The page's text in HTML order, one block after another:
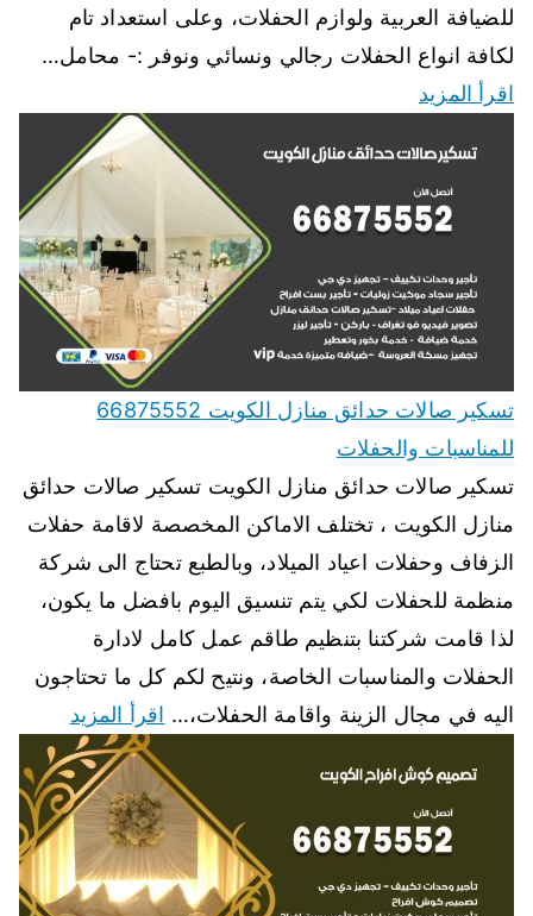
للضيافة العربية ولوازم الحفلات، وعلى استعداد تام
لكافة انواع الحفلات رجالي ونسائي ونوفر :- محامل…
اقرأ المزيد
تسكير صالات حدائق منازل الكويت 66875552
للمناسبات والحفلات
تسكير صالات حدائق منازل الكويت تسكير صالات حدائق
منازل الكويت ، تختلف الاماكن المخصصة لاقامة حفلات
الزفاف وحفلات اعياد الميلاد، وبالطبع تحتاج الى شركة
منظمة للحفلات لكي يتم تنسيق اليوم بافضل ما يكون،
لذا قامت شركتنا بتنظيم طاقم عمل كامل لادارة
الحفلات والمناسبات الخاصة، ونتيح لكم كل ما تحتاجون
اليه في مجال الزينة واقامة الحفلات،… اقرأ المزيد